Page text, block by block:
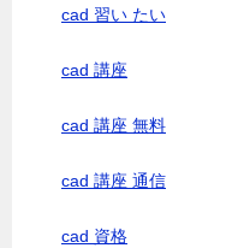
cad 習い たい
cad 講座
cad 講座 無料
cad 講座 通信
cad 資格